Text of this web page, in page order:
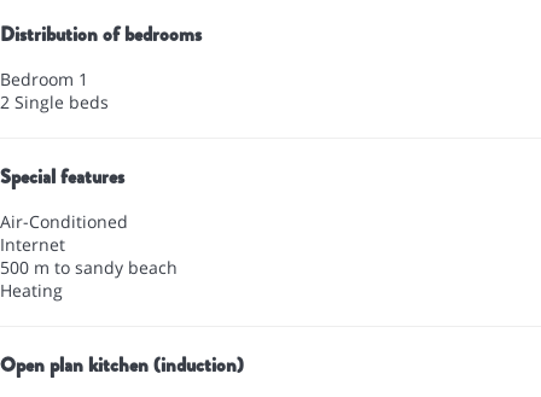
Distribution of bedrooms
Bedroom 1
2 Single beds
Special features
Air-Conditioned
Internet
500 m to sandy beach
Heating
Open plan kitchen (induction)